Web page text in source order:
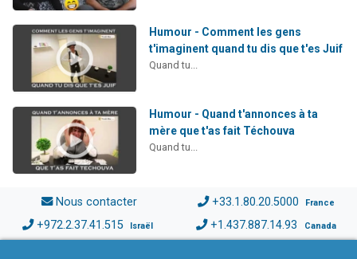
Humour - Comment les gens
t'imaginent quand tu dis que t'es Juif
Quand tu...
Humour - Quand t'annonces à ta
mère que t'as fait Téchouva
Quand tu...
Nous contacter +33.1.80.20.5000 France
+972.2.37.41.515 Israël +1.437.887.14.93 Canada